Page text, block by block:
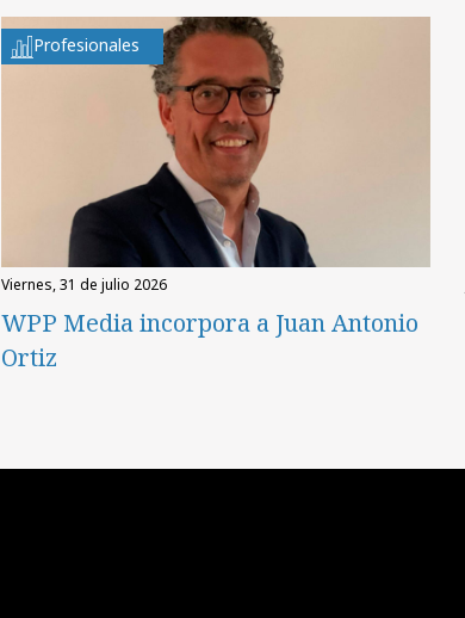
Profesionales
viernes, 31 de julio 2026
WPP Media incorpora a Juan Antonio
Ortiz